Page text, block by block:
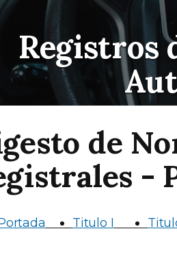
Registros
de
-
Titulo I